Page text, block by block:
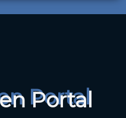
Portal